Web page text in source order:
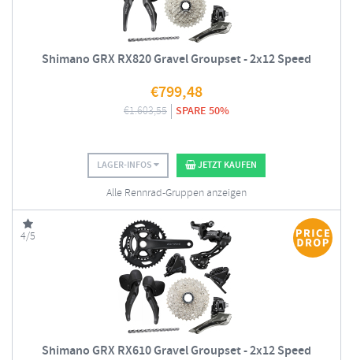
Shimano GRX RX820 Gravel Groupset - 2x12 Speed
€799,48
€1.603,55 SPARE 50%
LAGER-INFOS JETZT KAUFEN
Alle Rennrad-Gruppen anzeigen
4/5
Shimano GRX RX610 Gravel Groupset - 2x12 Speed